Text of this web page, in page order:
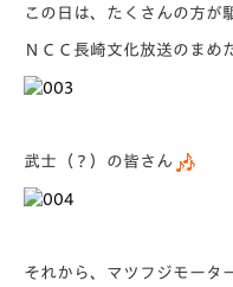
この日は、たくさんの方が
ＮＣＣ長崎文化放送のまめ
武士（？）の皆さん
それから、マツフジモータ